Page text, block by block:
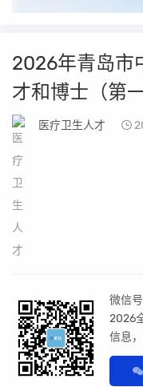
2026年青岛市
才和博士（第
医疗卫生人才
微信号
2026
信息